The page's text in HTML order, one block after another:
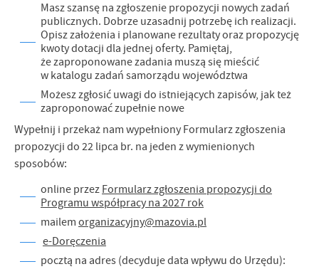
Masz szansę na zgłoszenie propozycji nowych zadań
publicznych. Dobrze uzasadnij potrzebę ich realizacji.
Opisz założenia i planowane rezultaty oraz propozycję
kwoty dotacji dla jednej oferty. Pamiętaj,
że zaproponowane zadania muszą się mieścić
w katalogu zadań samorządu województwa
Możesz zgłosić uwagi do istniejących zapisów, jak też
zaproponować zupełnie nowe
Wypełnij i przekaż nam wypełniony Formularz zgłoszenia
propozycji do 22 lipca br. na jeden z wymienionych
sposobów:
online przez Formularz zgłoszenia propozycji do
Programu współpracy na 2027 rok
mailem organizacyjny@mazovia.pl
e-Doręczenia
pocztą na adres (decyduje data wpływu do Urzędu):